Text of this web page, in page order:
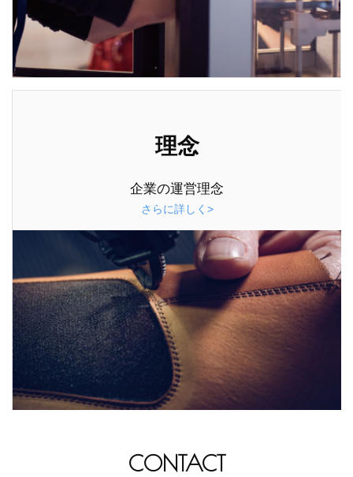
理念
企業の運営理念
さらに詳しく>
CONTACT